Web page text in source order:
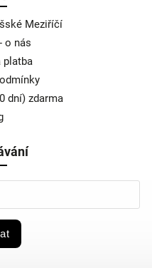
Meziříčí
o nás
platba
dní) zdarma